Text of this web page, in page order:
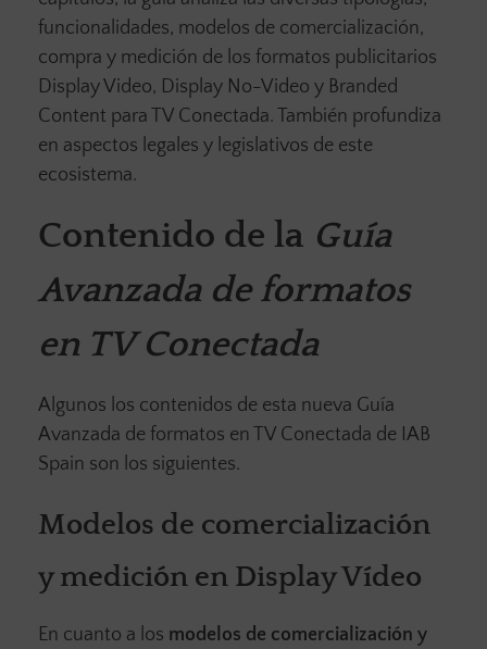
funcionalidades, modelos de comercialización,
compra y medición de los formatos publicitarios
Display Video, Display No-Video y Branded
Content para TV Conectada. También profundiza
en aspectos legales y legislativos de este
ecosistema.
Contenido de la Guía
Avanzada de formatos
en TV Conectada
Algunos los contenidos de esta nueva Guía
Avanzada de formatos en TV Conectada de IAB
Spain son los siguientes.
Modelos de comercialización
y medición en Display Vídeo
En cuanto a los modelos de comercialización y